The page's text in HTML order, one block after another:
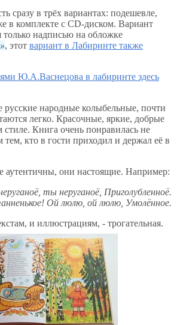
сразу в трёх вариантах: подешевле,
в комплекте с CD-диском. Вариант
только надписью на обложке
, этот вариант в Лабиринте также
Ю.А.Васнецова в лабиринте здесь
русские народные колыбельные, почти
легко. Красочные, яркие, добрые
Книга очень понравилась не
тем, кто в гости приходил и держал её в
аутентичны, они настоящие. Например:
ты неруганоё, Приголубленноё.
Ой люлю, ой люлю, Умолённое.
и иллюстрациям, - трогательная.